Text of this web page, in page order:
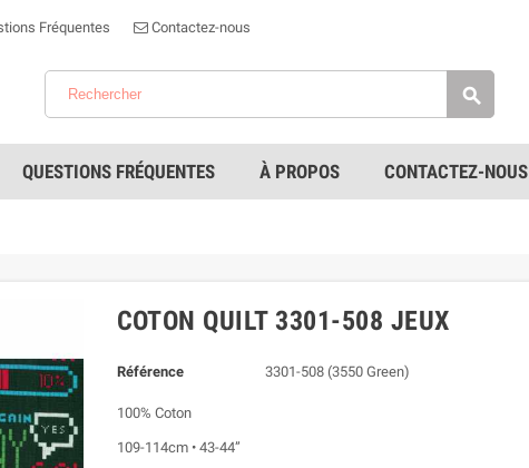
Fréquentes Contactez-nous

QUESTIONS FRÉQUENTES À PROPOS CONTACTEZ-NOUS
COTON QUILT 3301-508 JEUX
Référence 3301-508 (3550 Green)
100% Coton
109-114cm • 43-44”